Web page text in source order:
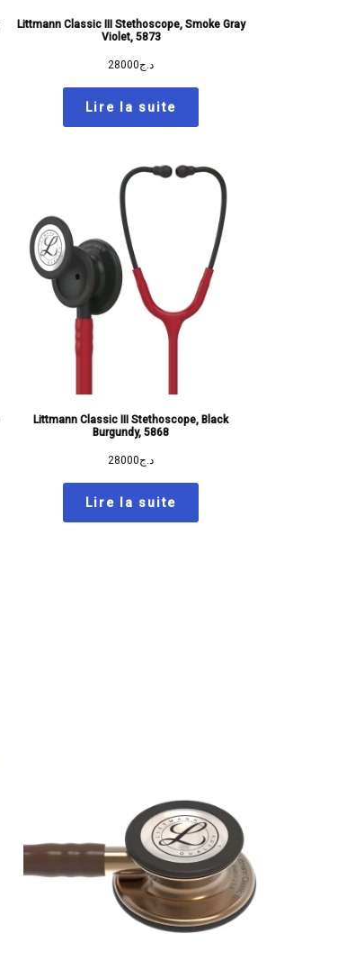
Littmann Classic III Stethoscope, Smoke Gray
Violet, 5873
د.ج28000
Lire la suite
Littmann Classic III Stethoscope, Black
Burgundy, 5868
د.ج28000
Lire la suite